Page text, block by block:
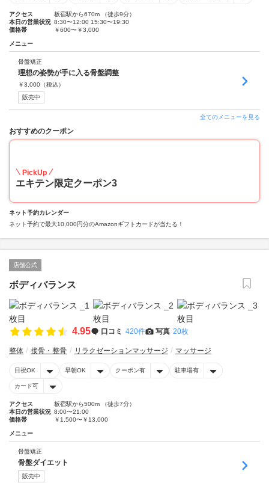
アクセス
板宿駅から670m （徒歩9分）
本日の営業状況 8:30〜12:00 15:30〜19:30
価格帯
￥600〜￥3,000
メニュー
骨盤矯正
理想の姿勢が手に入る骨盤調整
￥3,000 （税込）
販売中
全てのメニューを見る
おすすめのクーポン
PickUp
エキテン限定クーポン3
ネット予約カレンダー
ネット予約で最大10,000円分のAmazonギフトカードが当たる！
店舗公式
ボディバランス
4.95 口コミ 420件 写真 20枚
整体 接骨・整骨 リラクゼーションマッサージ マッサージ
日祝OK 早朝OK クーポン有 駐車場有
カード可
アクセス
板宿駅から500m （徒歩7分）
本日の営業状況 8:00〜21:00
価格帯
￥1,500〜￥13,000
メニュー
骨盤矯正
骨盤ダイエット
販売中